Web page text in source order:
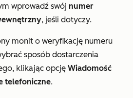
wprowadź swój numer
, jeśli dotyczy.
monit o weryfikację numeru
sposób dostarczenia
klikając opcję Wiadomość
telefoniczne.